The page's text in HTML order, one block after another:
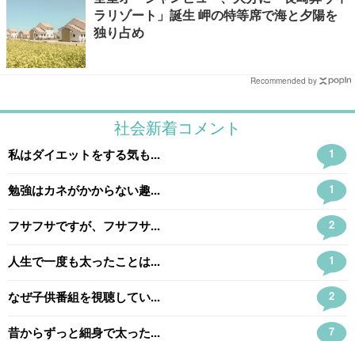
ラリゾート」誕生 岬の特等席で海と夕陽を
独り占め
Recommended by